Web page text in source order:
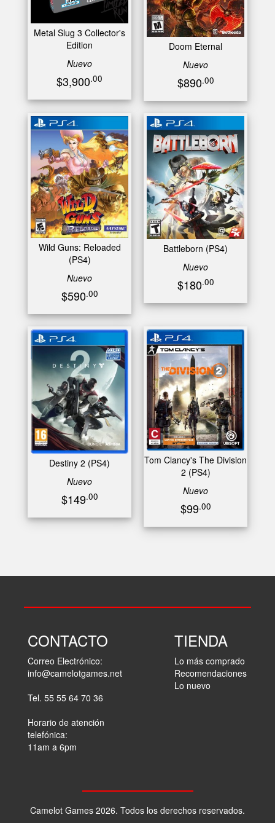
Metal Slug 3 Collector's
Edition
Nuevo
$3,900.00
Doom Eternal
Nuevo
$890.00
Wild Guns: Reloaded
(PS4)
Nuevo
$590.00
Battleborn (PS4)
Nuevo
$180.00
Destiny 2 (PS4)
Nuevo
$149.00
Tom Clancy's The Division
2 (PS4)
Nuevo
$99.00
CONTACTO
Correo Electrónico:
info@camelotgames.net
Tel. 55 55 64 70 36
Horario de atención
telefónica:
11am a 6pm
TIENDA
Lo más comprado
Recomendaciones
Lo nuevo
Camelot Games 2026. Todos los derechos reservados.